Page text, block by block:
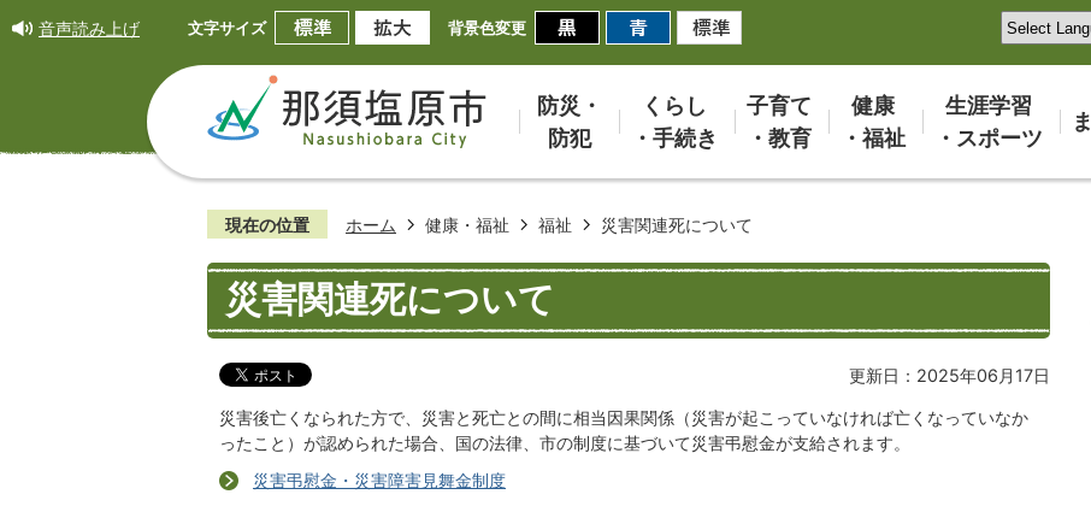
音声読み上げ 文字サイズ 背景色変更
防災・
防犯
くらし
・手続き
子育て
・教育
健康
・福祉
生涯学習
・スポーツ
現在の位置 ホーム 健康・福祉 福祉 災害関連死について
災害関連死について
更新日：2025年06月17日
災害後亡くなられた方で、災害と死亡との間に相当因果関係（災害が起こっていなければ亡くなっていなか
ったこと）が認められた場合、国の法律、市の制度に基づいて災害弔慰金が支給されます。
災害弔慰金・災害障害見舞金制度